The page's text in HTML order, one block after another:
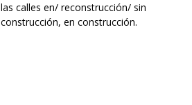
las calles en/ reconstrucción/ sin
construcción, en construcción.